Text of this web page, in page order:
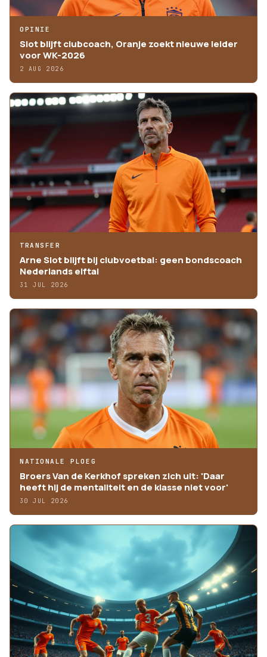
OPINIE
Slot blijft clubcoach, Oranje zoekt nieuwe leider
voor WK-2026
2 AUG 2026
TRANSFER
Arne Slot blijft bij clubvoetbal: geen bondscoach
Nederlands elftal
31 JUL 2026
NATIONALE PLOEG
Broers Van de Kerkhof spreken zich uit: 'Daar
heeft hij de mentaliteit en de klasse niet voor'
30 JUL 2026